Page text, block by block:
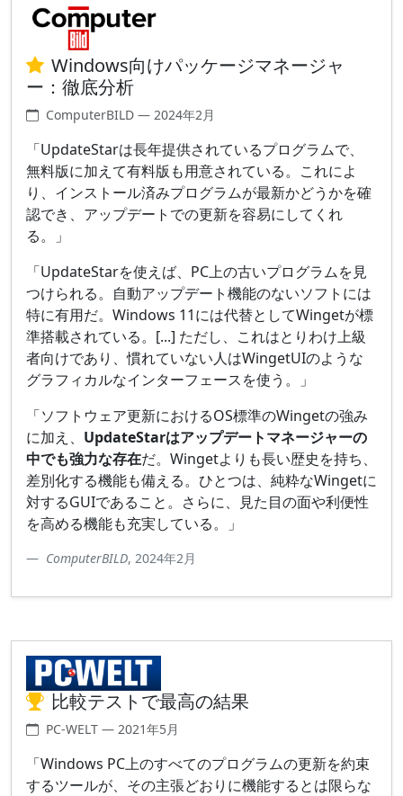
Windows向けパッケージマネージャ
ー：徹底分析
ComputerBILD — 2024年2月
「UpdateStarは長年提供されているプログラムで、
無料版に加えて有料版も用意されている。これによ
り、インストール済みプログラムが最新かどうかを確
認でき、アップデートでの更新を容易にしてくれ
る。」
「UpdateStarを使えば、PC上の古いプログラムを見
つけられる。自動アップデート機能のないソフトには
特に有用だ。Windows 11には代替としてWingetが標
準搭載されている。[...] ただし、これはとりわけ上級
者向けであり、慣れていない人はWingetUIのような
グラフィカルなインターフェースを使う。」
「ソフトウェア更新におけるOS標準のWingetの強み
に加え、 UpdateStarはアップデートマネージャーの
中でも強力な存在だ。Wingetよりも長い歴史を持ち、
差別化する機能も備える。ひとつは、純粋なWingetに
対するGUIであること。さらに、見た目の面や利便性
を高める機能も充実している。」
ComputerBILD, 2024年2月
比較テストで最高の結果
PC-WELT — 2021年5月
「Windows PC上のすべてのプログラムの更新を約束
するツールが、その主張どおりに機能するとは限らな